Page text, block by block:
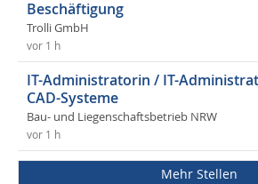
Beschäftigung
Trolli GmbH
vor 1 h
IT-Administratorin / IT-
CAD-Systeme
Bau- und Liegenschaftsbetrieb NRW
vor 1 h
Mehr Stellen